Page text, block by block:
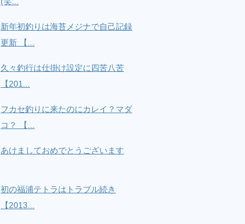
新年初釣りは海苔メジナで自己記録
更新 【...
久々釣行は仕掛け設定に四苦八苦
【201...
フカセ釣りに来たのにカレイ？マダ
コ？ 【...
あけましておめでとうございます
初の福浦テトラはトラブル続き
【2013...